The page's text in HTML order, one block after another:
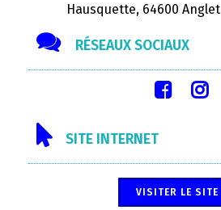
Hausquette, 64600 Anglet
RÉSEAUX SOCIAUX
SITE INTERNET
VISITER LE SITE